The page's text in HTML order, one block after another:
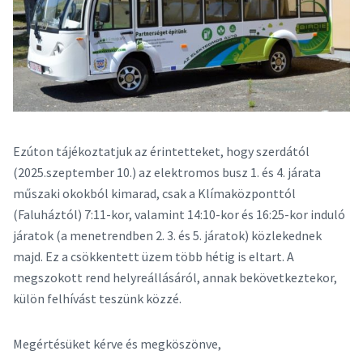
Ezúton tájékoztatjuk az érintetteket, hogy szerdától
(2025.szeptember 10.) az elektromos busz 1. és 4. járata
műszaki okokból kimarad, csak a Klímaközponttól
(Faluháztól) 7:11-kor, valamint 14:10-kor és 16:25-kor induló
járatok (a menetrendben 2. 3. és 5. járatok) közlekednek
majd. Ez a csökkentett üzem több hétig is eltart. A
megszokott rend helyreállásáról, annak bekövetkeztekor,
külön felhívást teszünk közzé.
Megértésüket kérve és megköszönve,